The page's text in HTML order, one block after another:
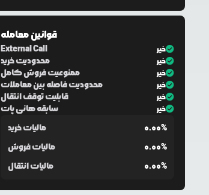
قوانین معامله
External Call خیر
محدودیت خرید خیر
ممنوعیت فروش کامل خیر
محدودیت فاصله بین معاملات خیر
قابلیت توقف انتقال خیر
سابقه هانی پات خیر
مالیات خرید
0.00%
مالیات فروش
0.00%
مالیات انتقال
0.00%